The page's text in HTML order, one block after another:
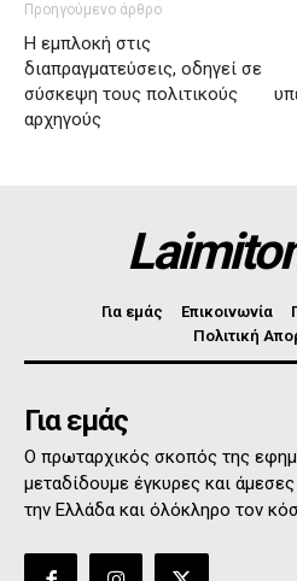
Προηγούμενο άρθρο
Η εμπλοκή στις
διαπραγματεύσεις, οδηγεί σε
σύσκεψη τους πολιτικούς
αρχηγούς
Για εμάς Επικοινωνία
Πολιτική
Για εμάς
Ο πρωταρχικός σκοπός της
μεταδίδουμε έγκυρες και
την Ελλάδα και όλόκληρο τον